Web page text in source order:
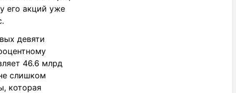
его акций уже
девяти
46.6 млрд
слишком
которая